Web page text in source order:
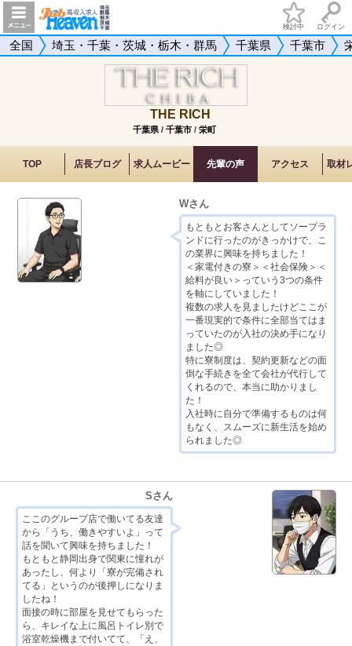
検討中 ログイン
全国 埼玉・千葉・茨城・栃木・群馬 千葉県 千葉市
THE RICH
千葉県/ 千葉市/ 栄町
TOP 店長ブログ 求人ムービー 先輩の声 アクセス 取材
Wさん
もともとお客さんとしてソープラ
ンドに行ったのがきっかけで、こ
の業界に興味を持ちました！
＜家電付きの寮＞＜社会保険＞＜
給料が良い＞っていう3つの条件
を軸にしていました！
複数の求人を見ましたけどここが
一番現実的で条件に全部当てはま
っていたのが入社の決め手になり
ました◎
特に寮制度は、契約更新などの面
倒な手続きを全て会社が代行して
くれるので、本当に助かりまし
た！
入社時に自分で準備するものは何
もなく、スムーズに新生活を始め
られました◎
Sさん
ここのグループ店で働いてる友達
から「うち、働きやすいよ」って
話を聞いて興味を持ちました！
もともと静岡出身で関東に憧れが
あったし、何より「寮が完備され
てる」というのが後押しになりま
したね！
面接の時に部屋を見せてもらった
ら、キレイな上に風呂トイレ別で
浴室乾燥機まで付いてて、「え、